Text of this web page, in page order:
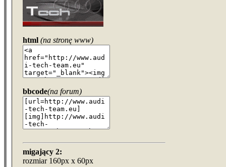
html (na stronę www)
bbcode(na forum)
migający 2:
rozmiar 160px x 60px